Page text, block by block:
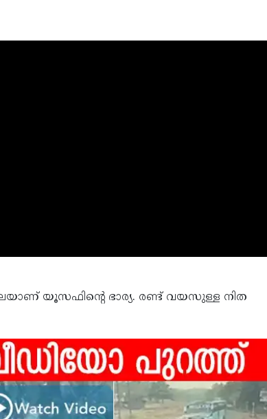
യൂസഫിന്റെ ഭാര്യ. രണ്ട് വയസുള്ള നിത